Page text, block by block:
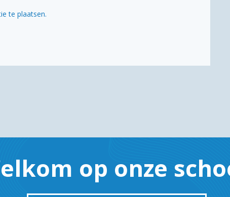
te plaatsen.
op onze